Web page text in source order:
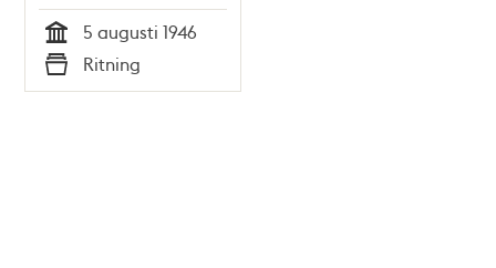
Tid
5 augusti 1946
Typ
Ritning